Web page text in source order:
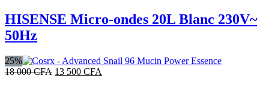
initial
était :
est :
HISENSE Micro-ondes 20L Blanc 230V~
50Hz
25%
18 000CFA Le
13 500 CFA